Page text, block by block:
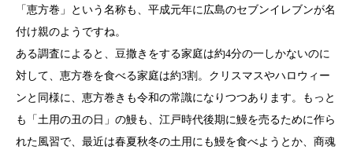
「恵方巻」という名称も、平成元年に広島のセブンイレブンが名
付け親のようですね。
ある調査によると、豆撒きをする家庭は約4分の一しかないのに
対して、恵方巻を食べる家庭は約3割。クリスマスやハロウィー
ンと同様に、恵方巻きも令和の常識になりつつあります。もっと
も「土用の丑の日」の鰻も、江戸時代後期に鰻を売るために作ら
れた風習で、最近は春夏秋冬の土用にも鰻を食べようとか、商魂